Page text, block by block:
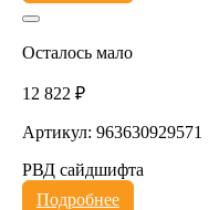
Осталось мало
12 822 ₽
Артикул: 963630929571
РВД сайдшифта
Подробнее